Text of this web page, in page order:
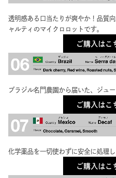
透明感ある口当たりが爽やか！品質
ャルティのマイクロロットです。
ご購入はこ
ブラジル名門農園から届いた、ジュ
ご購入はこ
化学薬品を一切使わずに安全に処理
ご購入はこ